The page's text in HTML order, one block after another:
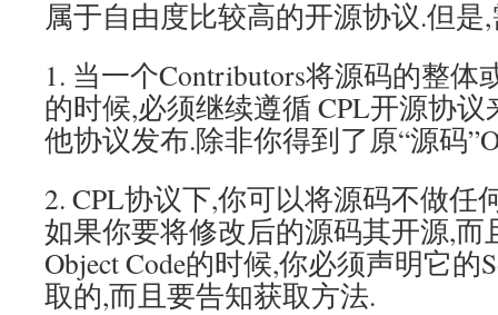
属于自由度比较高的开源协议.但是
1. 当一个Contributors将源码的整
的时候,必须继续遵循 CPL开源协
他协议发布.除非你得到了原“源码
2. CPL协议下,你可以将源码不做任
如果你要将修改后的源码其开源,而
Object Code的时候,你必须声明它的
取的,而且要告知获取方法.